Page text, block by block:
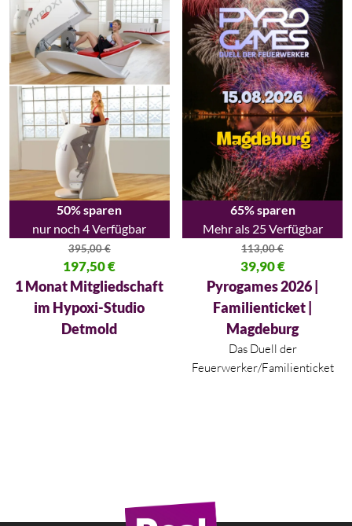
50% sparen
nur noch 4 Verfügbar
395,00€
Ursprünglicher Preis war: 395,00 €
197,50€
Aktueller Preis ist: 197,50 €.
1 Monat Mitgliedschaft
im Hypoxi-Studio
Detmold
65% sparen
Mehr als 25 Verfügbar
113,00€
Ursprünglicher Preis war:
39,90€
Aktueller Preis ist: 39,90 €.
Pyrogames 2026 |
Familienticket |
Magdeburg
Das Duell der
Feuerwerker/Familienticket